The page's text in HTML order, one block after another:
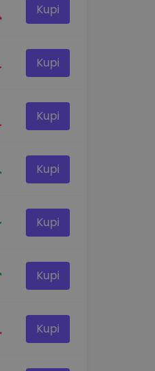
Kupi
Kupi
Kupi
Kupi
Kupi
Kupi
Kupi